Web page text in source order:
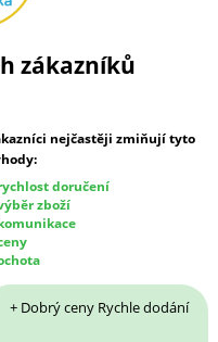
zákazníků
nejčastěji zmiňují tyto
doručení
zboží
+ Dobrý ceny Rychle dodání